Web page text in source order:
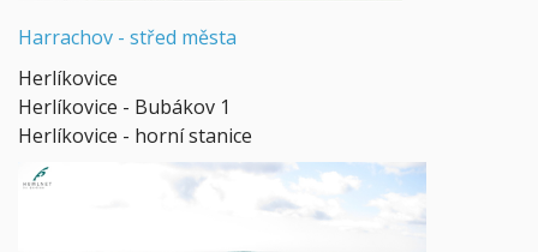
Harrachov - střed města
Herlíkovice
Herlíkovice - Bubákov 1
Herlíkovice - horní stanice